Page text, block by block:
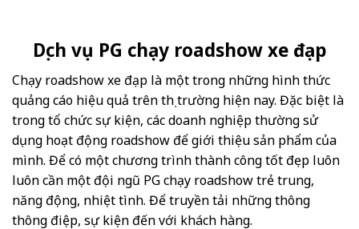
Dịch vụ PG chạy roadshow xe đạp
Chạy roadshow xe đạp là một trong những hình thức
quảng cáo hiệu quả trên thị trường hiện nay. Đặc biệt là
trong tổ chức sự kiện, các doanh nghiệp thường sử
dụng hoạt động roadshow để giới thiệu sản phẩm của
mình. Để có một chương trình thành công tốt đẹp luôn
luôn cần một đội ngũ PG chạy roadshow trẻ trung,
năng động, nhiệt tình. Để truyền tải những thông
thông điệp, sự kiện đến với khách hàng.